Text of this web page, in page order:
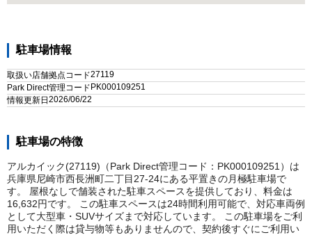
駐車場情報
取扱い店舗拠点コード27119
Park Direct管理コード PK000109251
情報更新日 2026/06/22
駐車場の特徴
アルカイック(27119)（Park Direct管理コード：PK000109251）は
兵庫県尼崎市西長洲町二丁目27-24にある平置きの月極駐車場で
す。 屋根なしで舗装された駐車スペースを提供しており、料金は
16,632円です。 この駐車スペースは24時間利用可能で、対応車両例
として大型車・SUVサイズまで対応しています。 この駐車場をご利
用いただく際は貸与物等もありませんので、契約後すぐにご利用い